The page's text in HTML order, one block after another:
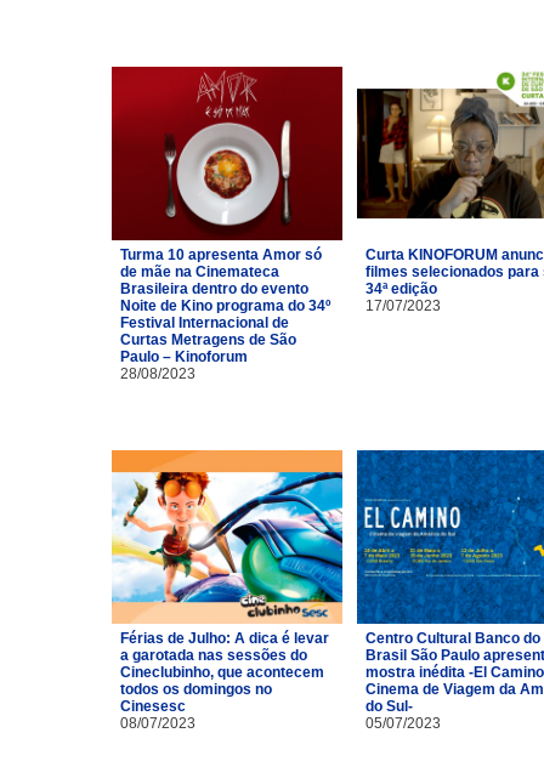
Turma 10 apresenta Amor só
de mãe na Cinemateca
Brasileira dentro do evento
Noite de Kino programa do 34º
Festival Internacional de
Curtas Metragens de São
Paulo – Kinoforum
28/08/2023
Curta KINOFORUM
filmes selecionados para
34ª edição
17/07/2023
Férias de Julho: A dica é levar
a garotada nas sessões do
Cineclubinho, que acontecem
todos os domingos no
Cinesesc
08/07/2023
Centro Cultural Banco do
Brasil São Paulo
mostra inédita -El
Cinema de Viagem da
do Sul-
05/07/2023